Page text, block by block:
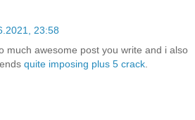
23:58
much awesome post you write and i also
quite imposing plus 5 crack